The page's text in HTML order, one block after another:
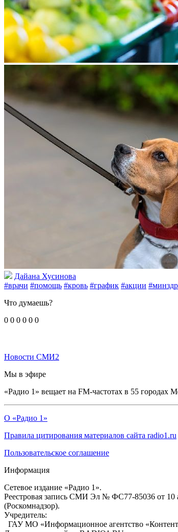
Дайана Хусинова
#врачи #помощь #кровь #график #акции
Что думаешь?
0 0 0 0 0 0
Новости СМИ2
Мы в эфире
«Радио 1» вещает на FM-частотах в 55 городах
О «Радио 1»
Правила цитирования материалов сайта radio1.ru
Пользовательское соглашение
Информация
Сетевое издание «Радио 1».
Реестровая запись СМИ Эл № ФС77-85036 от 10
(Роскомнадзор).
Учредитель:
ГАУ МО «Информационное агентство